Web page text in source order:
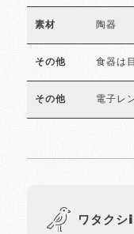
素材 陶器
その他 食器は
その他 電子レ
ワタクシ